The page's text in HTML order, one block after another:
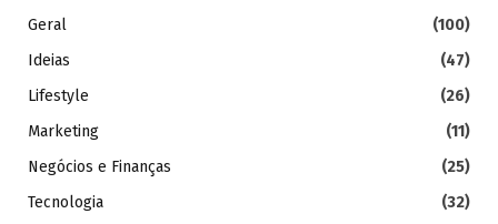
Geral
(100)
Ideias
(47)
Lifestyle
(26)
Marketing
(11)
Negócios e Finanças
(25)
Tecnologia
(32)